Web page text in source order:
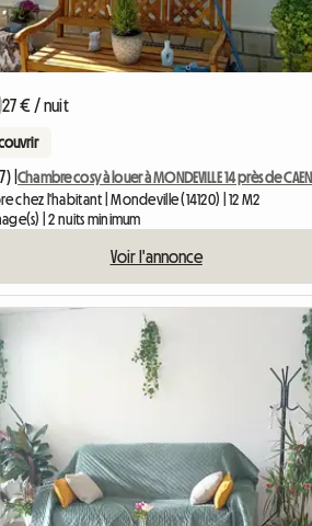
27 € / nuit
|Chambre cosy à louer à MONDEVILLE 14 près de CAEN
chez l'habitant | Mondeville (14120) | 12 M2
| 2 nuits minimum
Voir l'annonce